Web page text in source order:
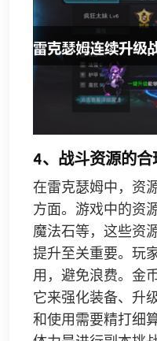
4、战斗资源的合
在雷克瑟姆中，资
方面。游戏中的资
魔法石等，这些资
提升至关重要。玩
用，避免浪费。金
它来强化装备、升
和使用需要精打细算